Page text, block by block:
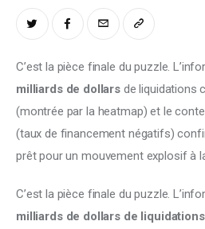
Reports
Shop
C’est la pièce finale du puzzle.
milliards de dollars de liquidations
(montrée par la heatmap) et le
(taux de financement négatifs)
prêt pour un mouvement explosif à
C’est la pièce finale du puzzle.
milliards de dollars de